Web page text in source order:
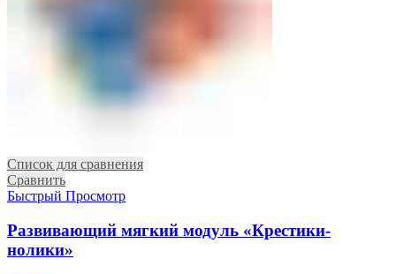
Список для сравнения
Сравнить
Быстрый Просмотр
Развивающий мягкий модуль «Крестики-
нолики»